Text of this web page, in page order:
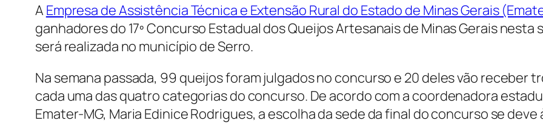
A Empresa de Assistência Técnica e Extensão Rural do Estado de Minas Gerais
ganhadores do 17º Concurso Estadual dos Queijos Artesanais de Minas Gerais
será realizada no município de Serro.
Na semana passada, 99 queijos foram julgados no concurso e 20 deles vão receber
cada uma das quatro categorias do concurso. De acordo com a coordenadora
Emater-MG, Maria Edinice Rodrigues, a escolha da sede da final do concurso se